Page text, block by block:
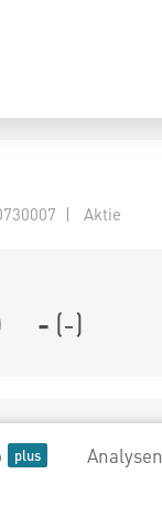
| Aktie
- (-)
Analysen